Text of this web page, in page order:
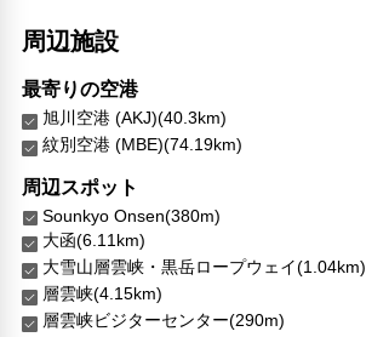
子供向け施設・サービス
ファミリールーム
家族・お子様に優しい設備
こだわりの設備
ナイトクラブ
温泉
ショップ
館内施設・便利なサービス
荷物預かりサービス
ツアーデスク
周辺施設
最寄りの空港
旭川空港 (AKJ)(40.3km)
紋別空港 (MBE)(74.19km)
周辺スポット
Sounkyo Onsen(380m)
大函(6.11km)
大雪山層雲峡・黒岳ロープウェイ(1.04km)
層雲峡(4.15km)
層雲峡ビジターセンター(290m)